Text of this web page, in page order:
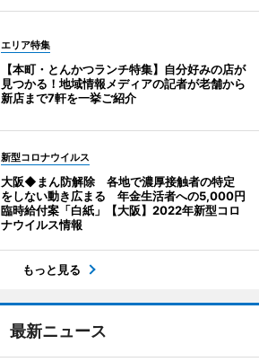
エリア特集
【本町・とんかつランチ特集】自分好みの店が
見つかる！地域情報メディアの記者が老舗から
新店まで7軒を一挙ご紹介
新型コロナウイルス
大阪◆まん防解除 各地で濃厚接触者の特定
をしない動き広まる 年金生活者への5,000円
臨時給付案「白紙」【大阪】2022年新型コロ
ナウイルス情報
もっと見る
最新ニュース